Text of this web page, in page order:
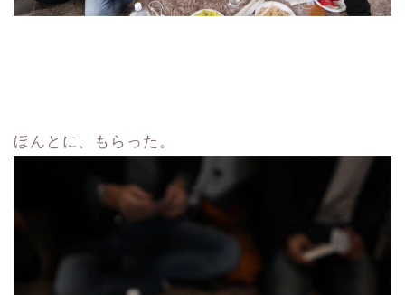
ほんとに、もらった。